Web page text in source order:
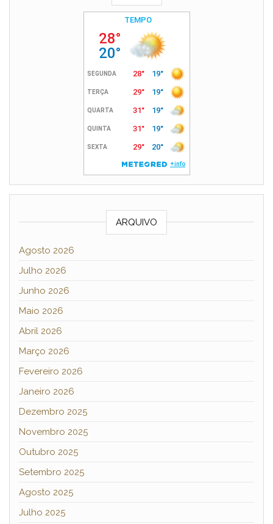
ARQUIVO
Agosto 2026
Julho 2026
Junho 2026
Maio 2026
Abril 2026
Março 2026
Fevereiro 2026
Janeiro 2026
Dezembro 2025
Novembro 2025
Outubro 2025
Setembro 2025
Agosto 2025
Julho 2025